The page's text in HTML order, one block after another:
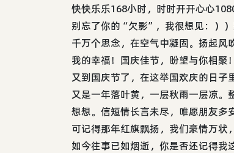
快快乐乐168小时，时时开开心心
别忘了你的“欠影”，我很想见：）
千万个思念，在空气中凝固。扬起
我的幸福！国庆佳节，盼望与你相聚！
又到国庆节了，在这举国欢庆的日子
又是一年落叶黄，一层秋雨一层凉
想想。信短情长言未尽，唯愿朋友多
可记得那年红旗飘扬，我们豪情万状
如今往事已如烟逝，你是否还记得我